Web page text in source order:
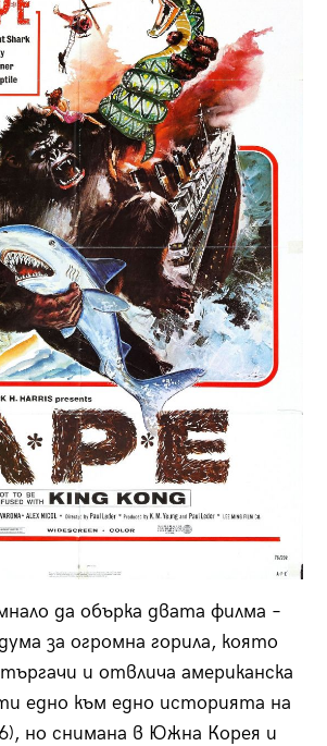
да обърка двата филма –
за огромна горила, която
и отвлича американска
едно към едно историята на
но снимана в Южна Корея и